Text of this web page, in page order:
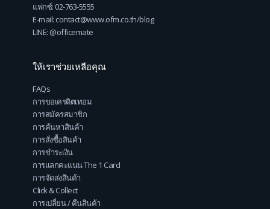
แฟกซ์: 02-763-5555
E-mail: contact@www.ofm.co.th/blog
LINE: @officemate
ให้เราช่วยเหลือคุณ
FAQs
การขอเครดิตเทอม
การสมัครสมาชิก
การค้นหาสินค้า
การสั่งซื้อสินค้า
การชำระเงิน
การแลกคะแนน The 1 Card
การจัดส่งสินค้า
Click & Collect
การเปลี่ยน / คืนสินค้า